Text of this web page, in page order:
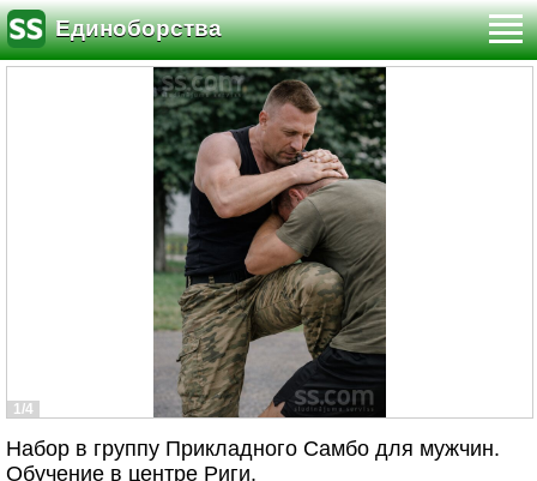
Единоборства
1/4
Набор в группу Прикладного Самбо для мужчин.
Обучение в центре Риги.